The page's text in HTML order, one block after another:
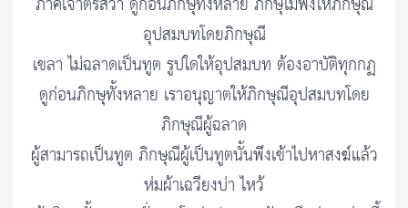
อุปสมบทโดยภิกษุณี
เขลา ไม่ฉลาดเป็นทูต รูปใดให้อุปสมบท ต้องอาบัติทุกกฏ
ดูก่อนภิกษุทั้งหลาย เราอนุญาตให้ภิกษุณีอุปสมบทโดย
ภิกษุณีผู้ฉลาด
ผู้สามารถเป็นทูต ภิกษุณีผู้เป็นทูตนั้นพึงเข้าไปหาสงฆ์แล้ว
ห่มผ้าเฉวียงบ่า ไหว้